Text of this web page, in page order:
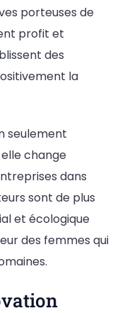
porteuses de
profit et
des
la
seulement
change
dans
sont de plus
et écologique
des femmes qui